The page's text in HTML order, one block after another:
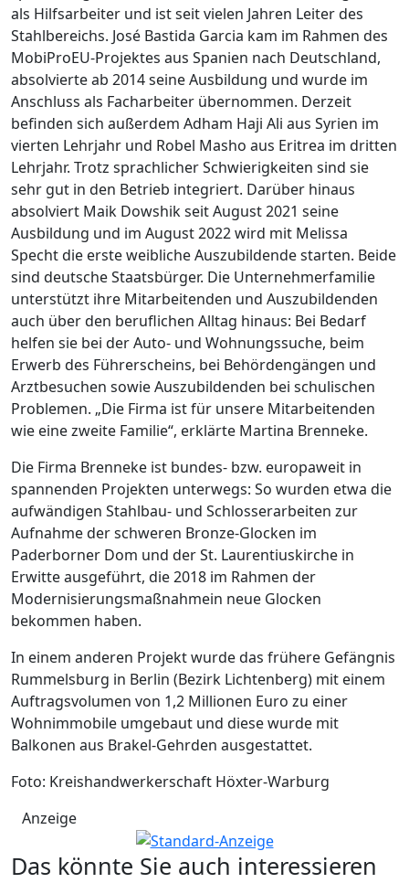
als Hilfsarbeiter und ist seit vielen Jahren Leiter des
Stahlbereichs. José Bastida Garcia kam im Rahmen des
MobiProEU-Projektes aus Spanien nach Deutschland,
absolvierte ab 2014 seine Ausbildung und wurde im
Anschluss als Facharbeiter übernommen. Derzeit
befinden sich außerdem Adham Haji Ali aus Syrien im
vierten Lehrjahr und Robel Masho aus Eritrea im dritten
Lehrjahr. Trotz sprachlicher Schwierigkeiten sind sie
sehr gut in den Betrieb integriert. Darüber hinaus
absolviert Maik Dowshik seit August 2021 seine
Ausbildung und im August 2022 wird mit Melissa
Specht die erste weibliche Auszubildende starten. Beide
sind deutsche Staatsbürger. Die Unternehmerfamilie
unterstützt ihre Mitarbeitenden und Auszubildenden
auch über den beruflichen Alltag hinaus: Bei Bedarf
helfen sie bei der Auto- und Wohnungssuche, beim
Erwerb des Führerscheins, bei Behördengängen und
Arztbesuchen sowie Auszubildenden bei schulischen
Problemen. „Die Firma ist für unsere Mitarbeitenden
wie eine zweite Familie“, erklärte Martina Brenneke.
Die Firma Brenneke ist bundes- bzw. europaweit in
spannenden Projekten unterwegs: So wurden etwa die
aufwändigen Stahlbau- und Schlosserarbeiten zur
Aufnahme der schweren Bronze-Glocken im
Paderborner Dom und der St. Laurentiuskirche in
Erwitte ausgeführt, die 2018 im Rahmen der
Modernisierungsmaßnahmein neue Glocken
bekommen haben.
In einem anderen Projekt wurde das frühere Gefängnis
Rummelsburg in Berlin (Bezirk Lichtenberg) mit einem
Auftragsvolumen von 1,2 Millionen Euro zu einer
Wohnimmobile umgebaut und diese wurde mit
Balkonen aus Brakel-Gehrden ausgestattet.
Foto: Kreishandwerkerschaft Höxter-Warburg
Anzeige
Das könnte Sie auch interessieren